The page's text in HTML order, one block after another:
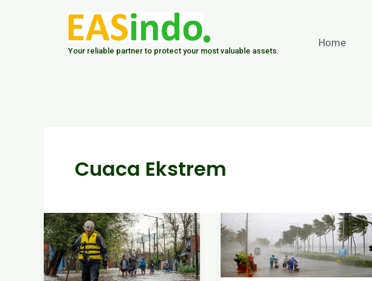
Your reliable partner to protect your most valuable assets.
Home
Cuaca Ekstrem
Penerapan
Prinsip
Bussiness
Continuity
Waspada
Cuaca
Ekstrem
Saat